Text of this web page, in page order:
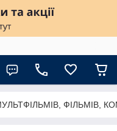
ФІЛЬМІВ,